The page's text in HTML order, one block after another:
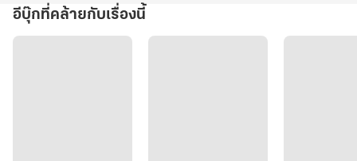
อีบุ๊กที่คล้ายกับเรื่องนี้